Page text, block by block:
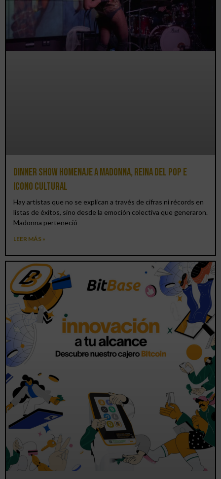
Dinner Show homenaje a Madonna, reina del pop e
icono cultural
Hay artistas que no se explican a través de cifras ni récords en
listas de éxitos, sino desde la emoción colectiva que generaron.
Madonna perteneció
LEER MÁS »